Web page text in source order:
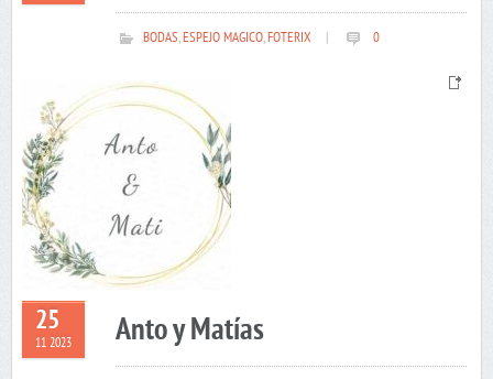
BODAS,ESPEJO MAGICO,FOTERIX 0
25
11 2023 Anto y Matías